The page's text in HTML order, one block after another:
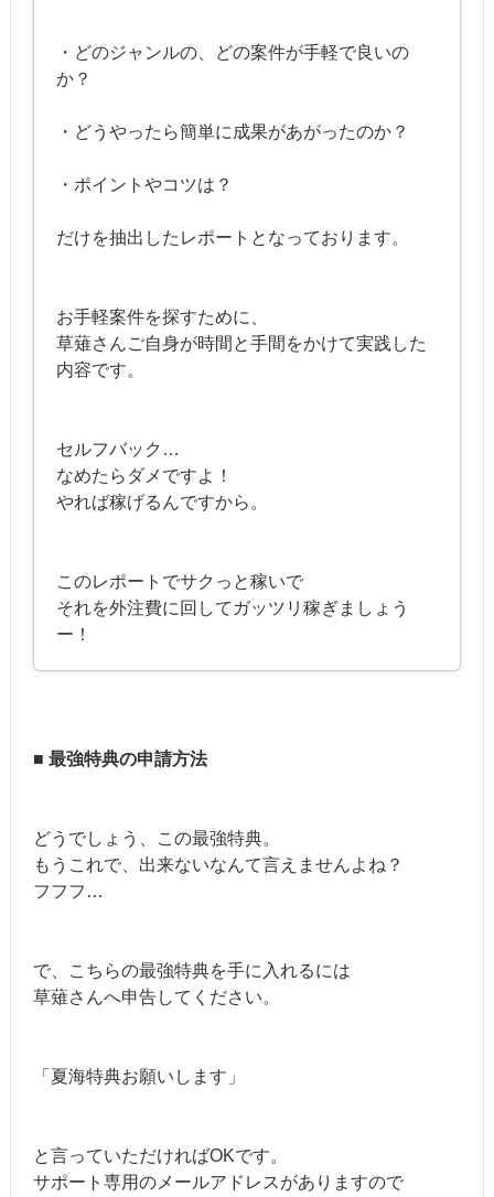
・どのジャンルの、どの案件が手軽で良いの
か？
・どうやったら簡単に成果があがったのか？
・ポイントやコツは？
だけを抽出したレポートとなっております。
お手軽案件を探すために、
草薙さんご自身が時間と手間をかけて実践した
内容です。
セルフバック…
なめたらダメですよ！
やれば稼げるんですから。
このレポートでサクっと稼いで
それを外注費に回してガッツリ稼ぎましょう
ー！
■ 最強特典の申請方法
どうでしょう、この最強特典。
もうこれで、出来ないなんて言えませんよね？
フフフ…
で、こちらの最強特典を手に入れるには
草薙さんへ申告してください。
「夏海特典お願いします」
と言っていただければOKです。
サポート専用のメールアドレスがありますので